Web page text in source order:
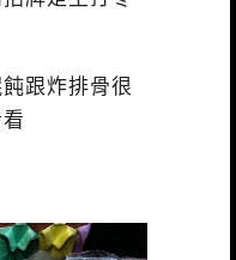
跟炸排骨很